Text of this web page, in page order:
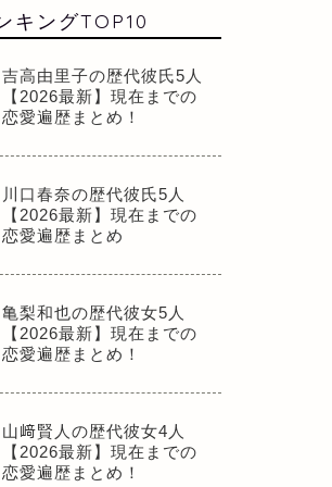
キングTOP10
吉高由里子の歴代彼氏5人
【2026最新】現在までの
恋愛遍歴まとめ！
川口春奈の歴代彼氏5人
【2026最新】現在までの
恋愛遍歴まとめ
亀梨和也の歴代彼女5人
【2026最新】現在までの
恋愛遍歴まとめ！
山﨑賢人の歴代彼女4人
【2026最新】現在までの
恋愛遍歴まとめ！